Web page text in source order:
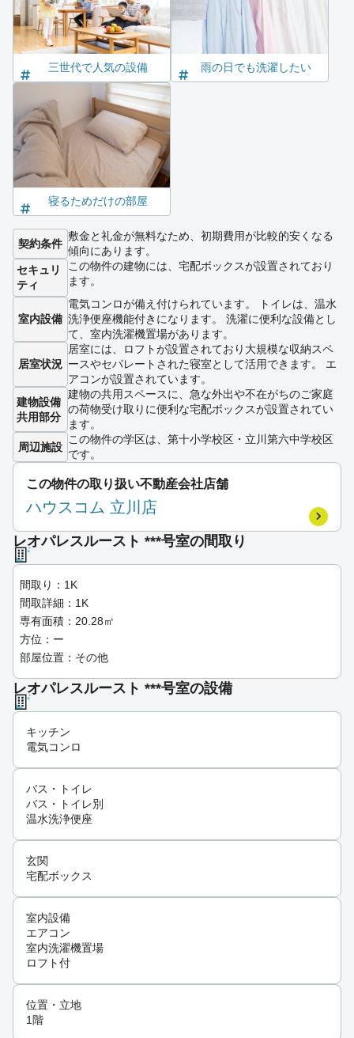
三世代で人気の設備 雨の日でも洗濯したい
寝るためだけの部屋
契約条件
敷金と礼金が無料なため、初期費用が比較的安くなる
傾向にあります。
セキュリ
ティ
この物件の建物には、宅配ボックスが設置されており
ます。
室内設備
電気コンロが備え付けられています。 トイレは、温水
洗浄便座機能付きになります。 洗濯に便利な設備とし
て、室内洗濯機置場があります。
居室状況
居室には、ロフトが設置されており大規模な収納スペ
ースやセパレートされた寝室として活用できます。 エ
アコンが設置されています。
建物設備
共用部分
建物の共用スペースに、急な外出や不在がちのご家庭
の荷物受け取りに便利な宅配ボックスが設置されてい
ます。
周辺施設
この物件の学区は、第十小学校区・立川第六中学校区
です。
この物件の取り扱い不動産会社店舗
ハウスコム 立川店
レオパレスルースト ***号室の間取り
間取り：1K
間取詳細：1K
専有面積：20.28㎡
方位：ー
部屋位置：その他
レオパレスルースト ***号室の設備
キッチン
電気コンロ
バス・トイレ
バス・トイレ別
温水洗浄便座
玄関
宅配ボックス
室内設備
エアコン
室内洗濯機置場
ロフト付
位置・立地
1階